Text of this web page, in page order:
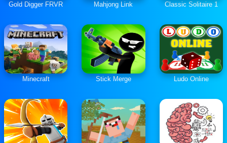
Gold Digger FRVR Mahjong Link Classic Solitaire 1
Minecraft Stick Merge Ludo Online